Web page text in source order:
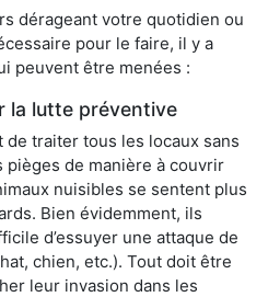
dérageant votre quotidien ou
pour le faire, il y a
peuvent être menées :
la lutte préventive
de traiter tous les locaux sans
de manière à couvrir
nuisibles se sentent plus
Bien évidemment, ils
d’essuyer une attaque de
chien, etc.). Tout doit être
leur invasion dans les